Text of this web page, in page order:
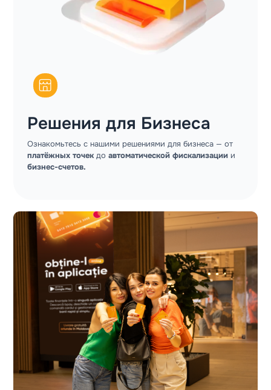
Решения для Бизнеса
Ознакомьтесь с нашими решениями для бизнеса — от
платёжных точекдоавтоматической фискализации и
бизнес-счетов.